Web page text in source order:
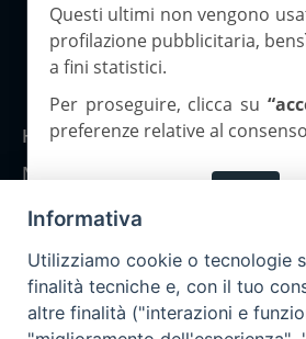
Copyright 2026 ©Corriere
Home
Notizie
Rubriche
Chi siamo
Come abbonarsi
Contatti
Questi ultimi non vengono
profilazione pubblicitaria,
a fini statistici.
Per proseguire, clicca su
preferenze relative al
Informativa
Utilizziamo cookie o tecnologie
finalità tecniche e, con il tuo
altre finalità ("interazioni e